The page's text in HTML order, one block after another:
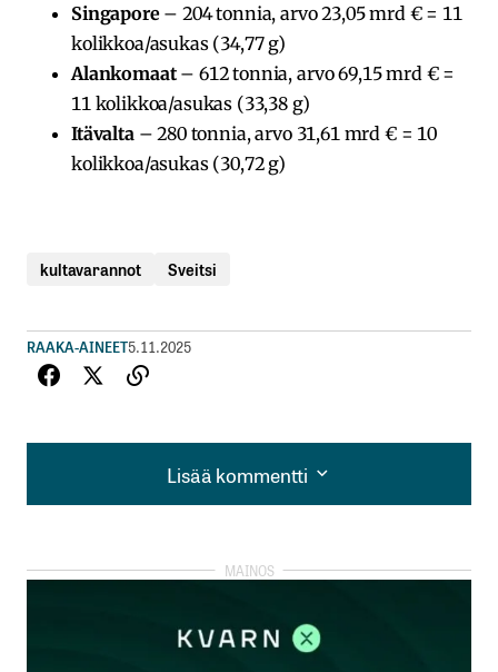
Singapore– 204 tonnia, arvo 23,05 mrd € = 11
kolikkoa/asukas (34,77 g)
Alankomaat– 612 tonnia, arvo 69,15 mrd € =
11 kolikkoa/asukas (33,38 g)
Itävalta – 280 tonnia, arvo 31,61 mrd € = 10
kolikkoa/asukas (30,72 g)
kultavarannot Sveitsi
RAAKA-AINEET5.11.2025
Lisää kommentti
Lisää kommentti
kirjautua
rekisteröityä